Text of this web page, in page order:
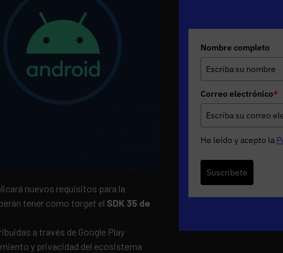
nuevos requisitos para la
tener como target el SDK 35 de
a través de Google Play
y privacidad del ecosistema
Nombre completo
Correo electrónico*
He leído y acepto la
Suscribete